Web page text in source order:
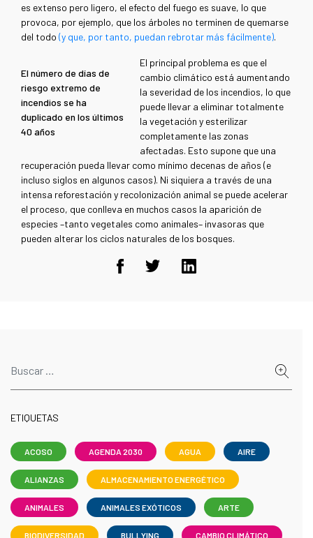
es extenso pero ligero, el efecto del fuego es suave, lo que
provoca, por ejemplo, que los árboles no terminen de quemarse
del todo (y que, por tanto, puedan rebrotar más fácilmente).
El número de días de
riesgo extremo de
incendios se ha
duplicado en los últimos
40 años
El principal problema es que el
cambio climático está aumentando
la severidad de los incendios, lo que
puede llevar a eliminar totalmente
la vegetación y esterilizar
completamente las zonas
afectadas. Esto supone que una
recuperación pueda llevar como mínimo decenas de años (e
incluso siglos en algunos casos). Ni siquiera a través de una
intensa reforestación y recolonización animal se puede acelerar
el proceso, que conlleva en muchos casos la aparición de
especies –tanto vegetales como animales– invasoras que
pueden alterar los ciclos naturales de los bosques.
ETIQUETAS
ACOSO AGENDA 2030 AGUA AIRE
ALIANZAS ALMACENAMIENTO ENERGÉTICO
ANIMALES ANIMALES EXÓTICOS ARTE
BIODIVERSIDAD BULLYING CAMBIO CLIMÁTICO